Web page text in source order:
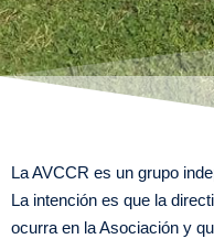
La AVCCR es un grupo
La intención es que la
ocurra en la Asociación y